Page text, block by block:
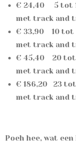
€ 24,40 5 tot
met track and
€ 33,90 10 tot
met track and
€ 45,40 20 tot
met track and
€ 186,20 23 tot
met track and
Poeh hee, wat